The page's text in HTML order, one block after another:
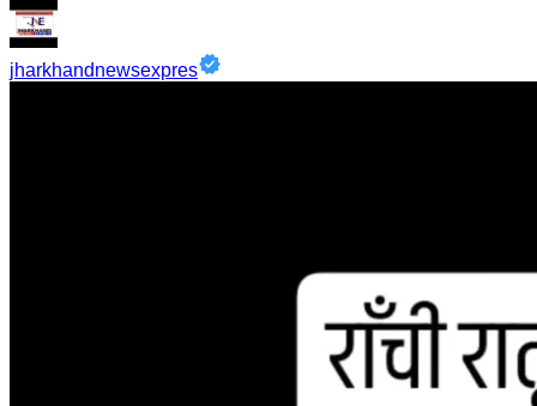
jharkhandnewsexpres